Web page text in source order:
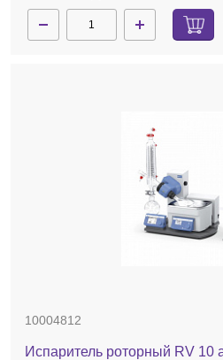
10004812
Испаритель роторный RV 10